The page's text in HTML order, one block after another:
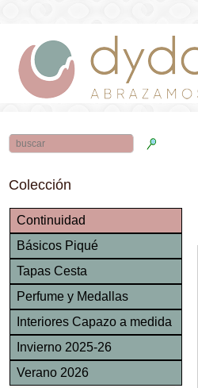
Colección
Continuidad
Básicos Piqué
Tapas Cesta
Perfume y Medallas
Interiores Capazo a medida
Invierno 2025-26
Verano 2026